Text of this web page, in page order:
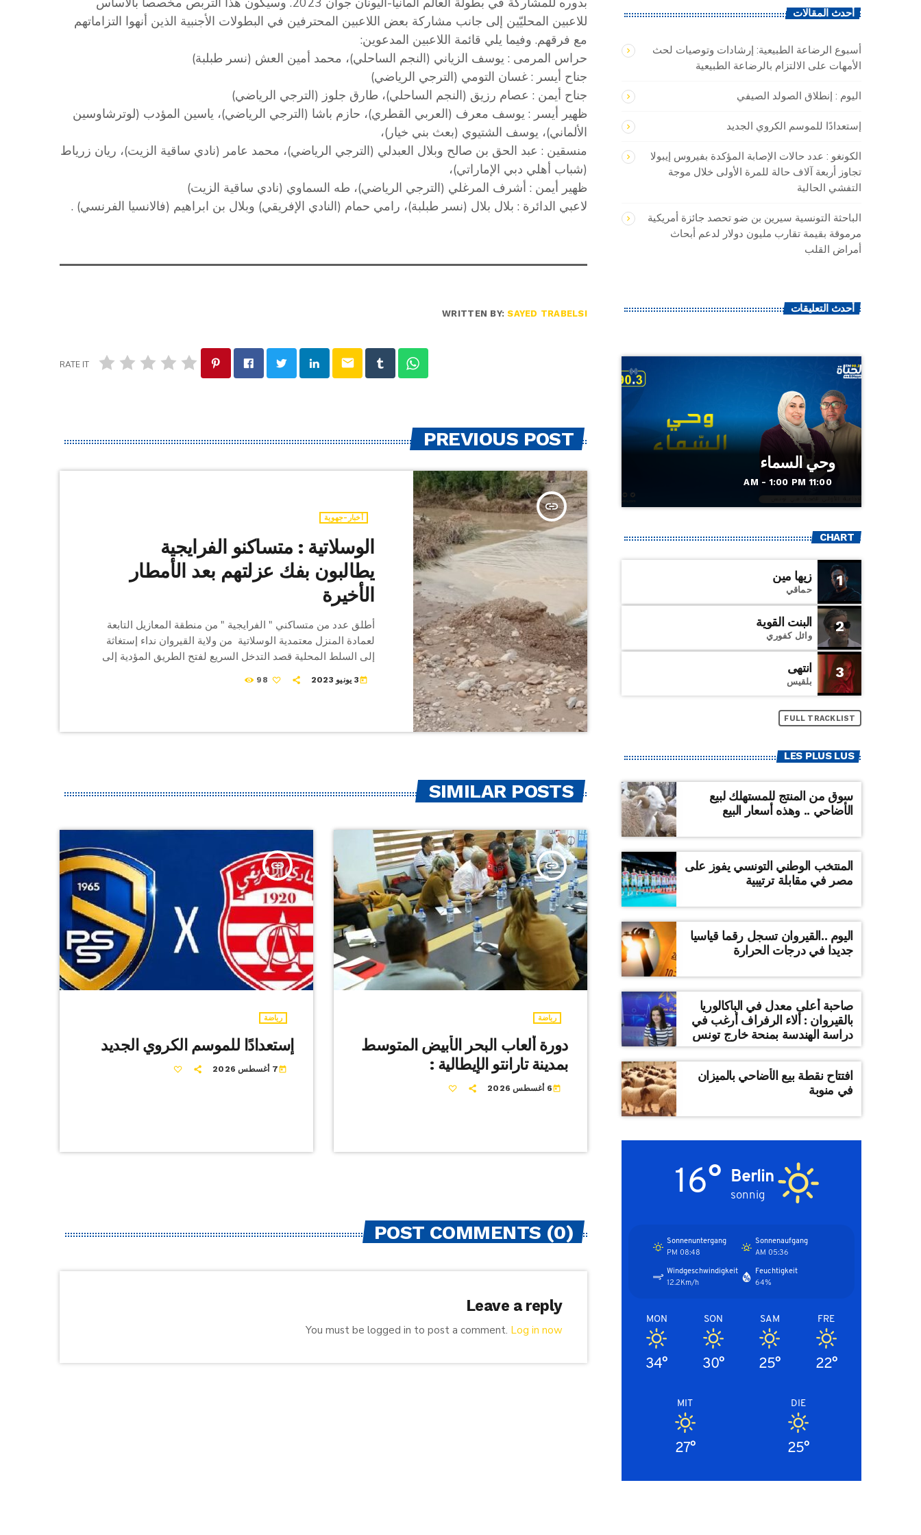
للاعبين المحليّين إلى جانب مشاركة بعض اللاعبين المحترفين في البطولات الأجنبية الذين أنهوا التزاماتهم
مع فرقهم. وفيما يلي قائمة اللاعبين المدعوين:
حراس المرمى : يوسف الزياني (النجم الساحلي)، محمد أمين العش (نسر طبلبة)
جناح أيسر : غسان التومي (الترجي الرياضي)
جناح أيمن : عصام رزيق (النجم الساحلي)، طارق جلوز (الترجي الرياضي)
ظهير أيسر : يوسف معرف (العربي القطري)، حازم باشا (الترجي الرياضي)، ياسين المؤدب (لوترشاوسين
الألماني)، يوسف الشتيوي (بعث بني خيار)،
منسقين : عبد الحق بن صالح وبلال العبدلي (الترجي الرياضي)، محمد عامر (نادي ساقية الزيت)، ريان زرياط
(شباب أهلي دبي الإماراتي)،
ظهير أيمن : أشرف المرغلي (الترجي الرياضي)، طه السماوي (نادي ساقية الزيت)
لاعبي الدائرة : بلال بلال (نسر طبلبة)، رامي حمام (النادي الإفريقي) وبلال بن ابراهيم (فالانسيا الفرنسي) .
WRITTEN BY:SAYED TRABELSI
email
RATE IT
PREVIOUS POST
insert_link
أخبار-جهوية
الوسلاتية : متساكنو الفرايجية
يطالبون بفك عزلتهم بعد الأمطار
الأخيرة
أطلق عدد من متساكني " الفرايجية " من منطقة المعازيل التابعة
لعمادة المنزل معتمدية الوسلاتية من ولاية القيروان نداء إستغاثة
إلى السلط المحلية قصد التدخل السريع لفتح الطريق المؤدية إلى
المنطقة مؤخرا . هذا و قد أفاد محمد فرجاوي وهو أحد المتضررين
today3 يونيو 2023 98
SIMILAR POSTS
insert_link
رياضة
إستعدادًا للموسم الكروي الجديد
today7 أغسطس 2026
insert_link
رياضة
دورة ألعاب البحر الأبيض المتوسط
بمدينة تارانتو الإيطالية :
today6 أغسطس 2026
POST COMMENTS (0)
Leave a reply
You must be logged in to post a comment. Log in now
أحدث المقالات
أسبوع الرضاعة الطبيعية: إرشادات وتوصيات لحث
الأمهات على الالتزام بالرضاعة الطبيعية
اليوم : إنطلاق الصولد الصيفي
إستعدادًا للموسم الكروي الجديد
الكونغو : ​عدد حالات الإصابة المؤكدة بفيروس إيبولا
تجاوز ‌أربعة آلاف ‌حالة للمرة الأولى ‌خلال موجة
التفشي الحالية
الباحثة التونسية سيرين بن ضو تحصد جائزة أمريكية
مرموقة بقيمة تقارب مليون دولار لدعم أبحاث
أمراض القلب
أحدث التعليقات
وحي السماء
11:00 AM - 1:00 PM
CHART
1 زيها مين
حماقي
2 البنت القوية
وائل كفوري
3 انتهى
بلقيس
FULL TRACKLIST
LES PLUS LUS
سوق من المنتج للمستهلك لبيع
الأضاحي .. وهذه أسعار البيع
المنتخب الوطني التونسي يفوز على
مصر في مقابلة ترتيبية
اليوم ..القيروان تسجل رقما قياسيا
جديدا في درجات الحرارة
صاحبة أعلى معدل في الباكالوريا
بالقيروان : ألاء الرفراف أرغب في
دراسة الهندسة بمنحة خارج تونس
افتتاح نقطة بيع الأضاحي بالميزان
في منوبة
Berlin
sonnig
16°
Sonnenaufgang
05:36 AM
Sonnenuntergang
08:48 PM
Feuchtigkeit
64%
Windgeschwindigkeit
12.2Km/h
FRE
22°
SAM
25°
SON
30°
MON
34°
DIE
25°
MIT
27°